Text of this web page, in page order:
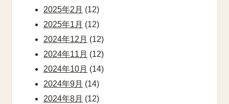
2025年2月 (12)
2025年1月 (12)
2024年12月 (12)
2024年11月 (12)
2024年10月 (14)
2024年9月 (14)
2024年8月 (12)